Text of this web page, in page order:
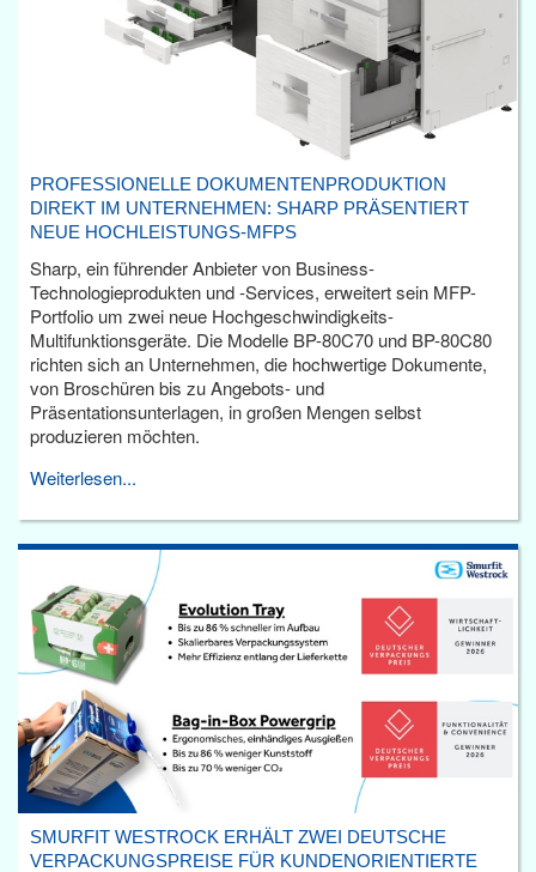
PROFESSIONELLE DOKUMENTENPRODUKTION
DIREKT IM UNTERNEHMEN: SHARP PRÄSENTIERT
NEUE HOCHLEISTUNGS-MFPS
Sharp, ein führender Anbieter von Business-
Technologieprodukten und -Services, erweitert sein MFP-
Portfolio um zwei neue Hochgeschwindigkeits-
Multifunktionsgeräte. Die Modelle BP-80C70 und BP-80C80
richten sich an Unternehmen, die hochwertige Dokumente,
von Broschüren bis zu Angebots- und
Präsentationsunterlagen, in großen Mengen selbst
produzieren möchten.
Weiterlesen...
SMURFIT WESTROCK ERHÄLT ZWEI DEUTSCHE
VERPACKUNGSPREISE FÜR KUNDENORIENTIERTE